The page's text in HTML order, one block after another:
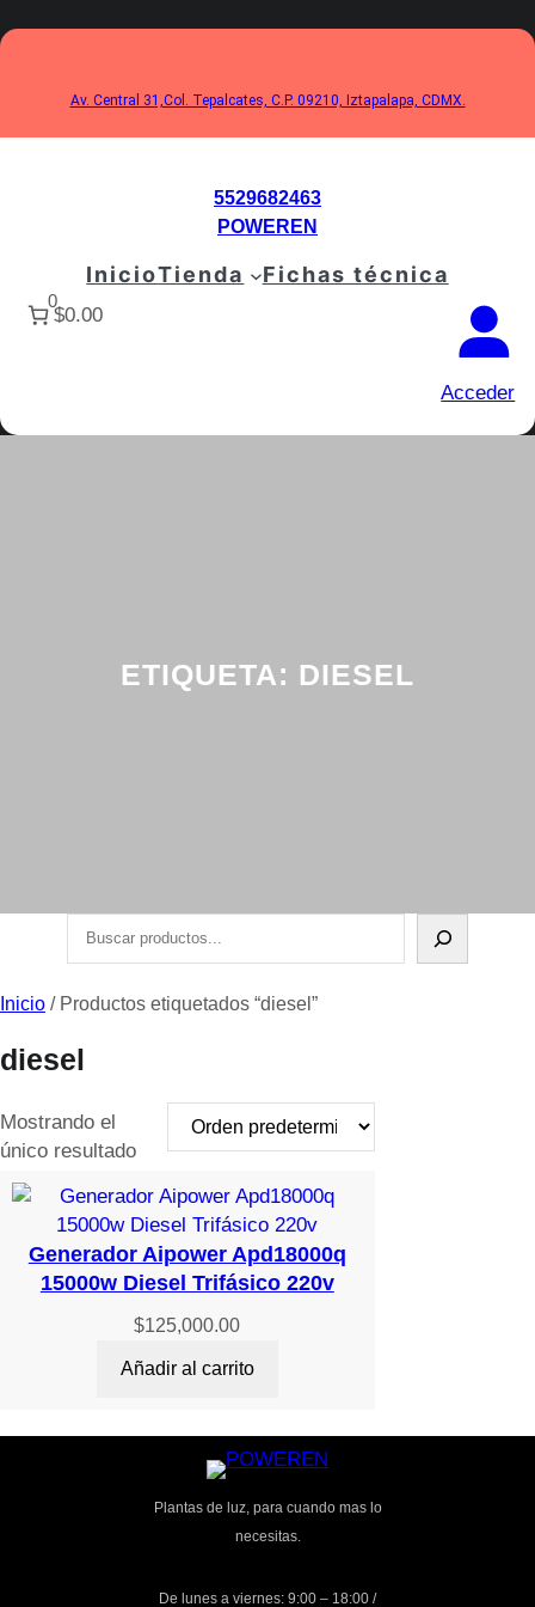
al
Av. Central 31,Col. Tepalcates, C.P. 09210, Iztapalapa, CDMX.
5529682463
POWEREN
InicioTienda Fichas técnica
0
$0.00
Acceder
ETIQUETA: DIESEL
Inicio / Productos etiquetados “diesel”
diesel
Mostrando el
único resultado
Generador Aipower Apd18000q
15000w Diesel Trifásico 220v
$125,000.00
Añadir al carrito
Plantas de luz, para cuando mas lo
necesitas.
De lunes a viernes: 9:00 – 18:00 /